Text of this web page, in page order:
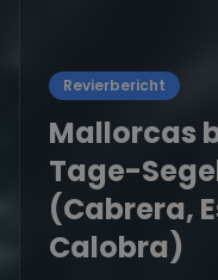
Revierbericht
Mallorcas
Tage-
(Cabrera,
Calobra)